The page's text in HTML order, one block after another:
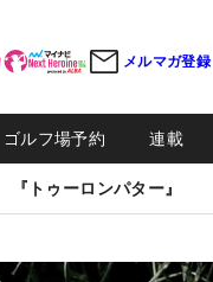
メルマガ登録
ゴルフ場予約 連載
トゥーロンパター』